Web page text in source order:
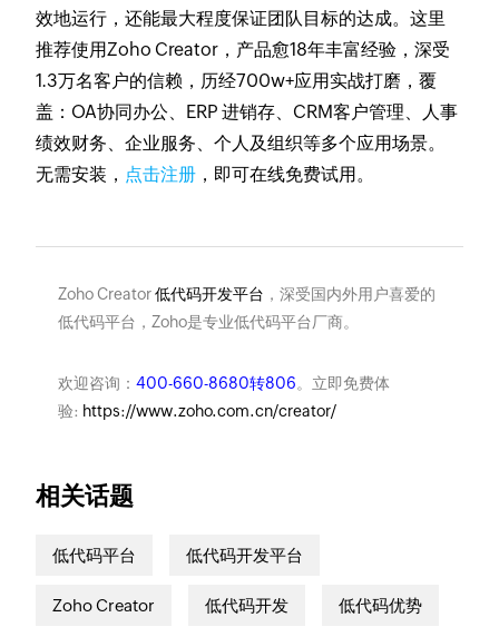
效地运行，还能最大程度保证团队目标的达成。这里
推荐使用Zoho Creator，产品愈18年丰富经验，深受
1.3万名客户的信赖，历经700w+应用实战打磨，覆
盖：OA协同办公、ERP 进销存、CRM客户管理、人事
绩效财务、企业服务、个人及组织等多个应用场景。
无需安装， 点击注册 ，即可在线免费试用。
Zoho Creator低代码开发平台 ，深受国内外用户喜爱的
低代码平台，Zoho是专业低代码平台厂商。
欢迎咨询： 400-660-8680转806。立即免费体
验: https://www.zoho.com.cn/creator/
相关话题
低代码平台 低代码开发平台
Zoho Creator 低代码开发 低代码优势